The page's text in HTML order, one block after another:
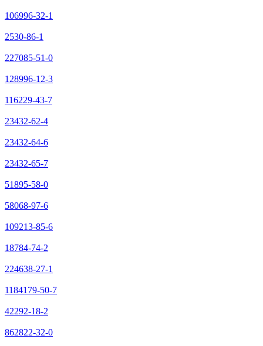
106996-32-1
2530-86-1
227085-51-0
128996-12-3
116229-43-7
23432-62-4
23432-64-6
23432-65-7
51895-58-0
58068-97-6
109213-85-6
18784-74-2
224638-27-1
1184179-50-7
42292-18-2
862822-32-0